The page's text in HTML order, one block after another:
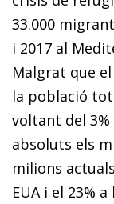
33.000
i 2017 al
Malgrat que
la població
voltant del
absoluts els
milions
EUA i el 23%